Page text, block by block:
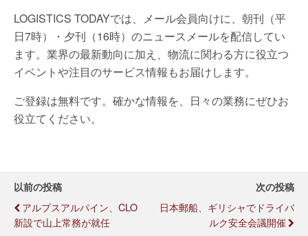
LOGISTICS TODAYでは、メール会員向けに、朝刊（平
日7時）・夕刊（16時）のニュースメールを配信してい
ます。業界の最新動向に加え、物流に関わる方に役立つ
イベントや注目のサービス情報もお届けします。
ご登録は無料です。確かな情報を、日々の業務にぜひお
役立てください。
以前の投稿
アルプスアルパイン、CLO
新設で山上常務が就任
次の投稿
日本郵船、ギリシャでドライバ
ルク安全会議開催